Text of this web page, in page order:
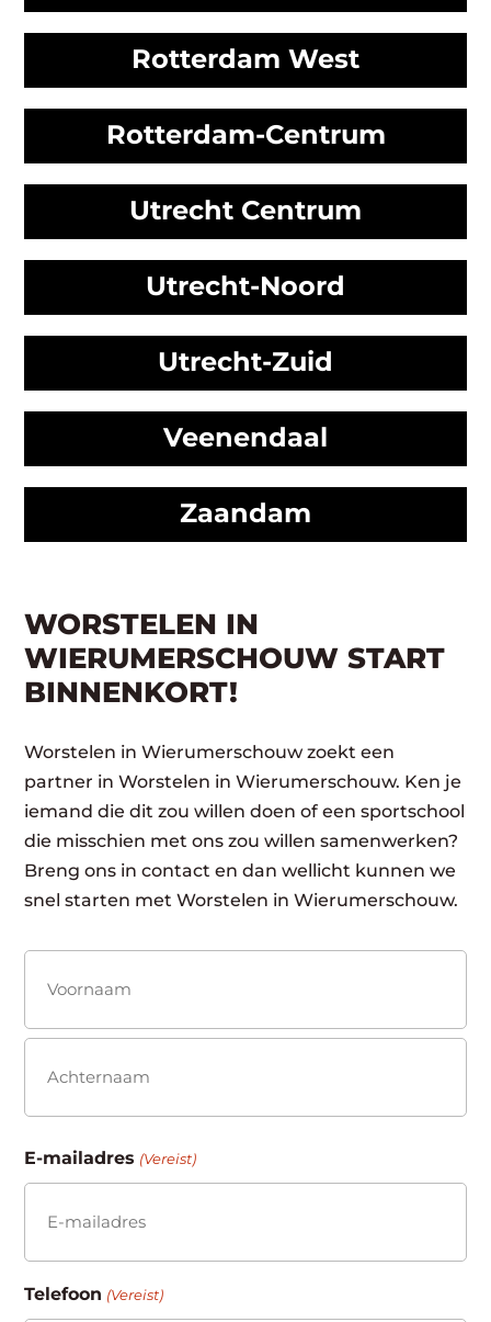
Rotterdam West
Rotterdam-Centrum
Utrecht Centrum
Utrecht-Noord
Utrecht-Zuid
Veenendaal
Zaandam
WORSTELEN IN
WIERUMERSCHOUW START
BINNENKORT!
Worstelen in Wierumerschouw zoekt een
partner in Worstelen in Wierumerschouw. Ken je
iemand die dit zou willen doen of een sportschool
die misschien met ons zou willen samenwerken?
Breng ons in contact en dan wellicht kunnen we
snel starten met Worstelen in Wierumerschouw.
(Vereist)
Voornaam
E-mailadres (Vereist)
Telefoon (Vereist)